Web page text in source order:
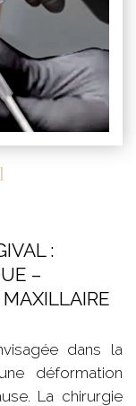
:
–
dans la
déformation
La chirurgie